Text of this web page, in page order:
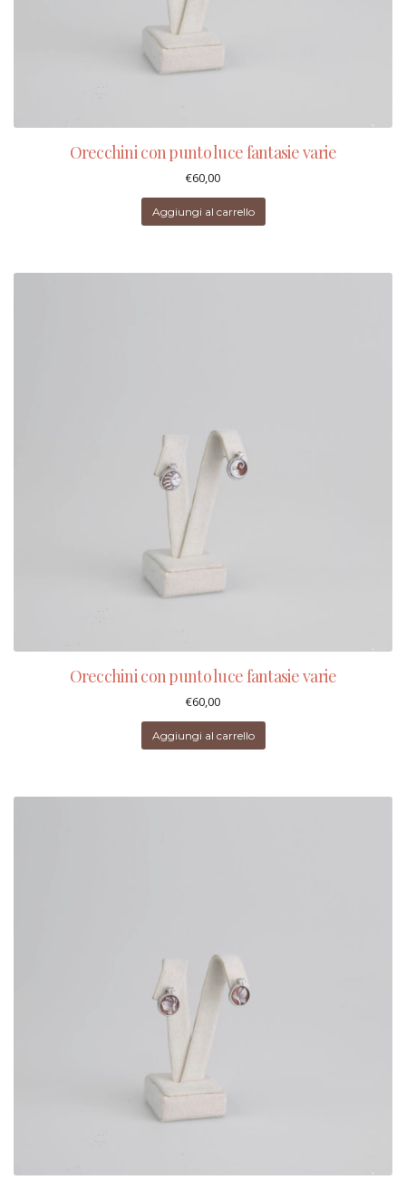
Orecchini con punto luce fantasie varie
€60,00
Aggiungi al carrello
Orecchini con punto luce fantasie varie
€60,00
Aggiungi al carrello